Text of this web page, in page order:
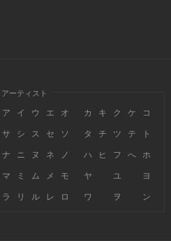
アーティスト
ア イ ウ エ オ カ キ ク ケ コ
サ シ ス セ ソ タ チ ツ テ ト
ナ ニ ヌ ネ ノ ハ ヒ フ へ ホ
マ ミ ム メ モ ヤ ユ ヨ
ラ リ ル レ ロ ワ ヲ ン